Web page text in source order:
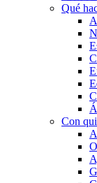
Qué
Con